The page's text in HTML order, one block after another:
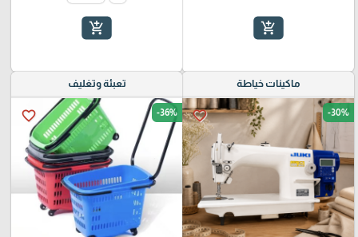
add_shopping_cart
add_shopping_cart
ماكينات خياطة
favorite_border -30%
تعبئة وتغليف
favorite_border -36%